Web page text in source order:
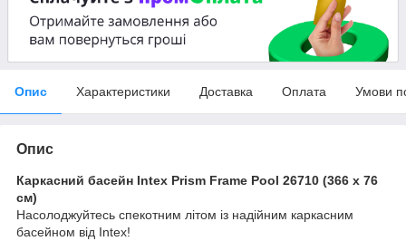
Опис Характеристики Доставка Оплата Умови
Опис
Каркасний басейн Intex Prism Frame Pool 26710 (366 x 76
см)
Насолоджуйтесь спекотним літом із надійним каркасним
басейном від Intex!